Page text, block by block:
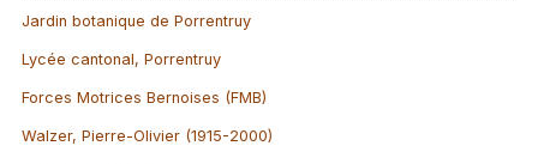
Jardin botanique de Porrentruy
Lycée cantonal, Porrentruy
Forces Motrices Bernoises (FMB)
Walzer, Pierre-Olivier (1915-2000)